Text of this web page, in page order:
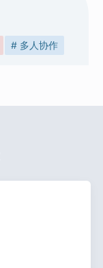
# 多人协作